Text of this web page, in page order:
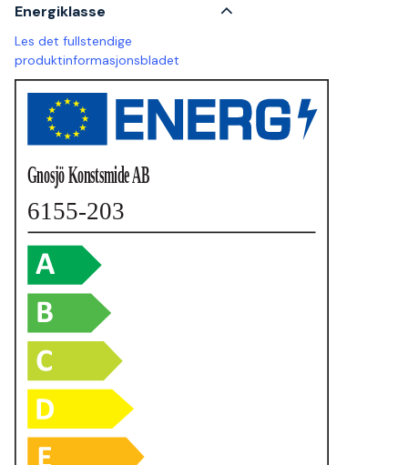
Energiklasse
Les det fullstendige
produktinformasjonsbladet